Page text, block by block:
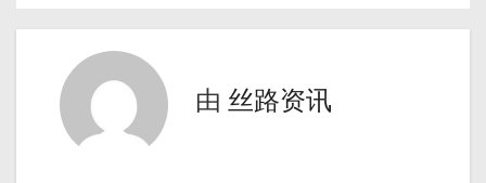
章
航
由 丝路资讯